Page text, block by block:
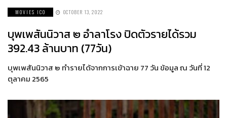
MOVIES ICO OCTOBER 13, 2022
บุพเพสันนิวาส ๒ อำลาโรง ปิดตัวรายได้รวม
392.43 ล้านบาท (77วัน)
บุพเพสันนิวาส ๒ ทำรายได้จากการเข้าฉาย 77 วัน ข้อมูล ณ วันที่ 12
ตุลาคม 2565